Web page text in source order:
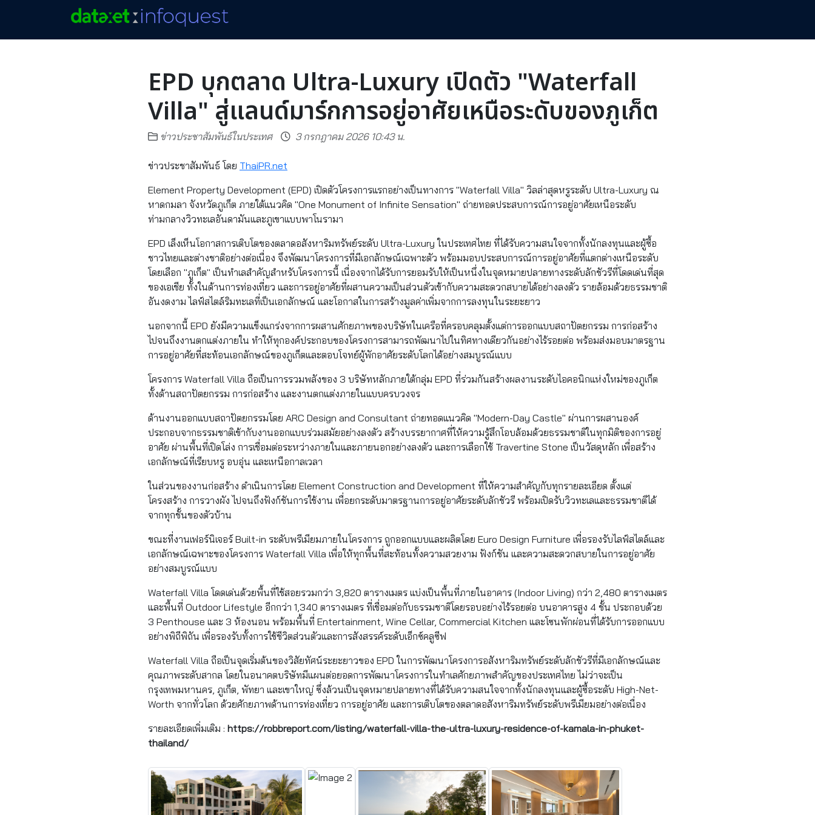
EPD บุกตลาด Ultra-Luxury เปิดตัว "Waterfall
Villa" สู่แลนด์มาร์กการอยู่อาศัยเหนือระดับของภูเก็ต
ข่าวประชาสัมพันธ์ในประเทศ 3 กรกฎาคม 2026 10:43 น.
ข่าวประชาสัมพันธ์ โดย ThaiPR.net
Element Property Development (EPD) เปิดตัวโครงการแรกอย่างเป็นทางการ "Waterfall Villa" วิลล่าสุดหรูระดับ Ultra-Luxury ณ
หาดกมลา จังหวัดภูเก็ต ภายใต้แนวคิด "One Monument of Infinite Sensation" ถ่ายทอดประสบการณ์การอยู่อาศัยเหนือระดับ
ท่ามกลางวิวทะเลอันดามันและภูเขาแบบพาโนรามา
EPD เล็งเห็นโอกาสการเติบโตของตลาดอสังหาริมทรัพย์ระดับ Ultra-Luxury ในประเทศไทย ที่ได้รับความสนใจจากทั้งนักลงทุนและผู้ซื้อ
ชาวไทยและต่างชาติอย่างต่อเนื่อง จึงพัฒนาโครงการที่มีเอกลักษณ์เฉพาะตัว พร้อมมอบประสบการณ์การอยู่อาศัยที่แตกต่างเหนือระดับ
โดยเลือก "ภูเก็ต" เป็นทำเลสำคัญสำหรับโครงการนี้ เนื่องจากได้รับการยอมรับให้เป็นหนึ่งในจุดหมายปลายทางระดับลักชัวรีที่โดดเด่นที่สุด
ของเอเชีย ทั้งในด้านการท่องเที่ยว และการอยู่อาศัยที่ผสานความเป็นส่วนตัวเข้ากับความสะดวกสบายได้อย่างลงตัว รายล้อมด้วยธรรมชาติ
อันงดงาม ไลฟ์สไตล์ริมทะเลที่เป็นเอกลักษณ์ และโอกาสในการสร้างมูลค่าเพิ่มจากการลงทุนในระยะยาว
นอกจากนี้ EPD ยังมีความแข็งแกร่งจากการผสานศักยภาพของบริษัทในเครือที่ครอบคลุมตั้งแต่การออกแบบสถาปัตยกรรม การก่อสร้าง
ไปจนถึงงานตกแต่งภายใน ทำให้ทุกองค์ประกอบของโครงการสามารถพัฒนาไปในทิศทางเดียวกันอย่างไร้รอยต่อ พร้อมส่งมอบมาตรฐาน
การอยู่อาศัยที่สะท้อนเอกลักษณ์ของภูเก็ตและตอบโจทย์ผู้พักอาศัยระดับโลกได้อย่างสมบูรณ์แบบ
โครงการ Waterfall Villa ถือเป็นการรวมพลังของ 3 บริษัทหลักภายใต้กลุ่ม EPD ที่ร่วมกันสร้างผลงานระดับไอคอนิกแห่งใหม่ของภูเก็ต
ทั้งด้านสถาปัตยกรรม การก่อสร้าง และงานตกแต่งภายในแบบครบวงจร
ด้านงานออกแบบสถาปัตยกรรมโดย ARC Design and Consultant ถ่ายทอดแนวคิด "Modern-Day Castle" ผ่านการผสานองค์
ประกอบจากธรรมชาติเข้ากับงานออกแบบร่วมสมัยอย่างลงตัว สร้างบรรยากาศที่ให้ความรู้สึกโอบล้อมด้วยธรรมชาติในทุกมิติของการอยู่
อาศัย ผ่านพื้นที่เปิดโล่ง การเชื่อมต่อระหว่างภายในและภายนอกอย่างลงตัว และการเลือกใช้ Travertine Stone เป็นวัสดุหลัก เพื่อสร้าง
เอกลักษณ์ที่เรียบหรู อบอุ่น และเหนือกาลเวลา
ในส่วนของงานก่อสร้าง ดำเนินการโดย Element Construction and Development ที่ให้ความสำคัญกับทุกรายละเอียด ตั้งแต่
โครงสร้าง การวางผัง ไปจนถึงฟังก์ชันการใช้งาน เพื่อยกระดับมาตรฐานการอยู่อาศัยระดับลักชัวรี พร้อมเปิดรับวิวทะเลและธรรมชาติได้
จากทุกชั้นของตัวบ้าน
ขณะที่งานเฟอร์นิเจอร์ Built-in ระดับพรีเมียมภายในโครงการ ถูกออกแบบและผลิตโดย Euro Design Furniture เพื่อรองรับไลฟ์สไตล์และ
เอกลักษณ์เฉพาะของโครงการ Waterfall Villa เพื่อให้ทุกพื้นที่สะท้อนทั้งความสวยงาม ฟังก์ชัน และความสะดวกสบายในการอยู่อาศัย
อย่างสมบูรณ์แบบ
Waterfall Villa โดดเด่นด้วยพื้นที่ใช้สอยรวมกว่า 3,820 ตารางเมตร แบ่งเป็นพื้นที่ภายในอาคาร (Indoor Living) กว่า 2,480 ตารางเมตร
และพื้นที่ Outdoor Lifestyle อีกกว่า 1,340 ตารางเมตร ที่เชื่อมต่อกับธรรมชาติโดยรอบอย่างไร้รอยต่อ บนอาคารสูง 4 ชั้น ประกอบด้วย
3 Penthouse และ 3 ห้องนอน พร้อมพื้นที่ Entertainment, Wine Cellar, Commercial Kitchen และโซนพักผ่อนที่ได้รับการออกแบบ
อย่างพิถีพิถัน เพื่อรองรับทั้งการใช้ชีวิตส่วนตัวและการสังสรรค์ระดับเอ็กซ์คลูซีฟ
Waterfall Villa ถือเป็นจุดเริ่มต้นของวิสัยทัศน์ระยะยาวของ EPD ในการพัฒนาโครงการอสังหาริมทรัพย์ระดับลักชัวรีที่มีเอกลักษณ์และ
คุณภาพระดับสากล โดยในอนาคตบริษัทมีแผนต่อยอดการพัฒนาโครงการในทำเลศักยภาพสำคัญของประเทศไทย ไม่ว่าจะเป็น
กรุงเทพมหานคร, ภูเก็ต, พัทยา และเขาใหญ่ ซึ่งล้วนเป็นจุดหมายปลายทางที่ได้รับความสนใจจากทั้งนักลงทุนและผู้ซื้อระดับ High-Net-
Worth จากทั่วโลก ด้วยศักยภาพด้านการท่องเที่ยว การอยู่อาศัย และการเติบโตของตลาดอสังหาริมทรัพย์ระดับพรีเมียมอย่างต่อเนื่อง
รายละเอียดเพิ่มเติม : https://robbreport.com/listing/waterfall-villa-the-ultra-luxury-residence-of-kamala-in-phuket-
thailand/